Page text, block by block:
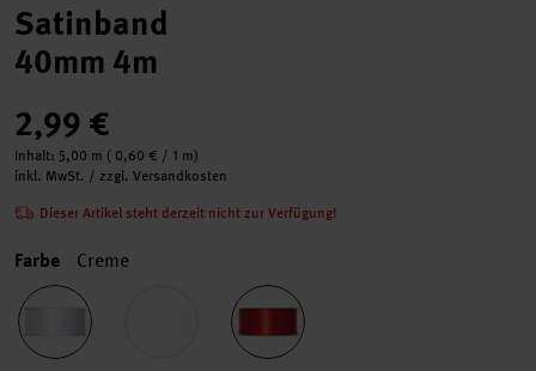
Satinband
40mm 4m
2,99 €
Inhalt: 5,00 m ( 0,60 € / 1 m)
inkl. MwSt. / zzgl. Versandkosten
Dieser Artikel steht derzeit nicht zur Verfügung!
Farbe Creme